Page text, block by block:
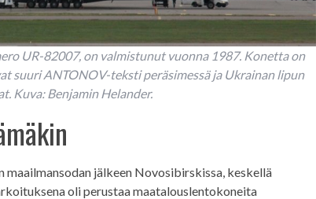
UR-82007, on valmistunut vuonna 1987. Konetta on
suuri ANTONOV-teksti peräsimessä ja Ukrainan lipun
Kuva: Benjamin Helander.
jälkeen Novosibirskissa, keskellä
oli perustaa maatalouslentokoneita